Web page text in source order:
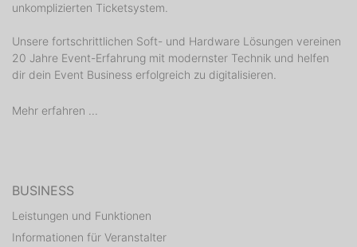
unkomplizierten Ticketsystem.
Unsere fortschrittlichen Soft- und Hardware Lösungen vereinen
20 Jahre Event-Erfahrung mit modernster Technik und helfen
dir dein Event Business erfolgreich zu digitalisieren.
Mehr erfahren ...
BUSINESS
Leistungen und Funktionen
Informationen für Veranstalter